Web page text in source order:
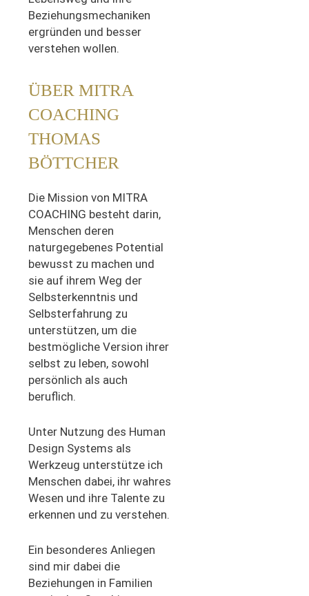
Beziehungsmechaniken
ergründen und besser
verstehen wollen.
ÜBER MITRA
COACHING
THOMAS
BÖTTCHER
Die Mission von MITRA
COACHING besteht darin,
Menschen deren
naturgegebenes Potential
bewusst zu machen und
sie auf ihrem Weg der
Selbsterkenntnis und
Selbsterfahrung zu
unterstützen, um die
bestmögliche Version ihrer
selbst zu leben, sowohl
persönlich als auch
beruflich.
Unter Nutzung des Human
Design Systems als
Werkzeug unterstütze ich
Menschen dabei, ihr wahres
Wesen und ihre Talente zu
erkennen und zu verstehen.
Ein besonderes Anliegen
sind mir dabei die
Beziehungen in Familien